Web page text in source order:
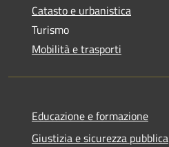
Catasto e urbanistica
Turismo
Mobilità e trasporti
Educazione e formazione
Giustizia e sicurezza pubblica